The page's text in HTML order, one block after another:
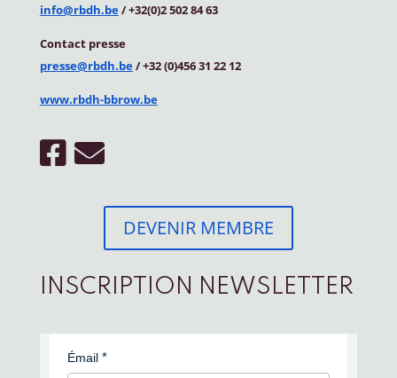
info@rbdh.be/ +32(0)2 502 84 63
Contact presse
presse@rbdh.be/ +32 (0)456 31 22 12
www.rbdh-bbrow.be
DEVENIR MEMBRE
INSCRIPTION NEWSLETTER
Émail